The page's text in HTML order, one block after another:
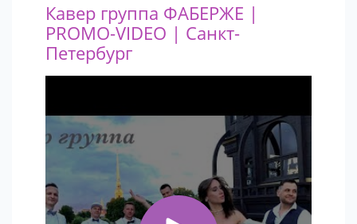
Кавер группа ФАБЕРЖЕ |
PROMO-VIDEO | Санкт-
Петербург